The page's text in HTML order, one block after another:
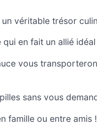
véritable trésor
en fait un allié
vous
sans vous
famille ou entre amis !